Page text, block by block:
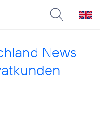
News